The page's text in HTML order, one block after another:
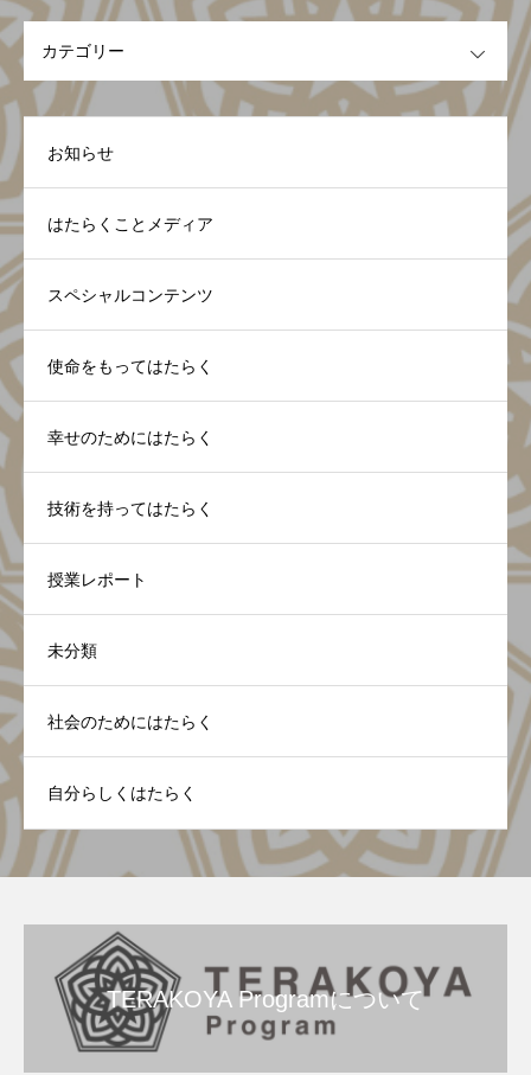
お知らせ
はたらくことメディア
スペシャルコンテンツ
使命をもってはたらく
幸せのためにはたらく
技術を持ってはたらく
授業レポート
未分類
社会のためにはたらく
自分らしくはたらく
TERAKOYA Programについて